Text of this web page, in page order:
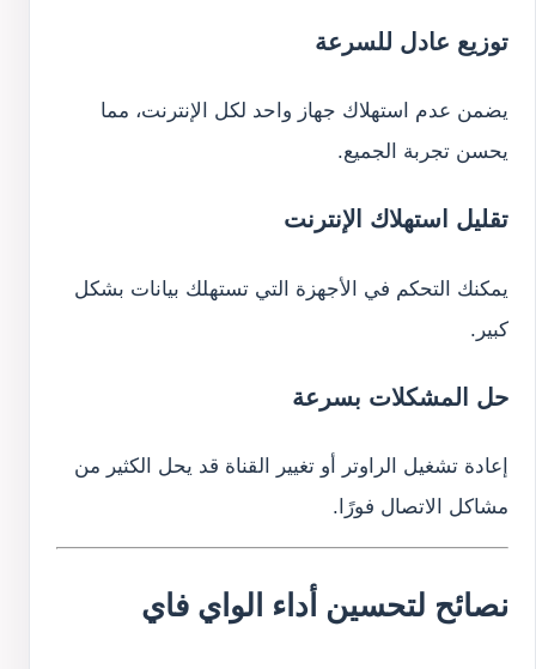
توزيع عادل للسرعة
يضمن عدم استهلاك جهاز واحد لكل الإنترنت، مما
يحسن تجربة الجميع.
تقليل استهلاك الإنترنت
يمكنك التحكم في الأجهزة التي تستهلك بيانات بشكل
كبير.
حل المشكلات بسرعة
إعادة تشغيل الراوتر أو تغيير القناة قد يحل الكثير من
مشاكل الاتصال فورًا.
نصائح لتحسين أداء الواي فاي